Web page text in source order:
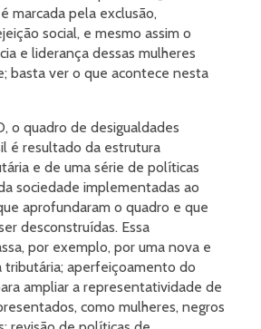
marcada pela exclusão,
social, e mesmo assim o
e liderança dessas mulheres
basta ver o que acontece nesta
o quadro de desigualdades
é resultado da estrutura
e de uma série de políticas
sociedade implementadas ao
aprofundaram o quadro e que
desconstruídas. Essa
por exemplo, por uma nova e
tributária; aperfeiçoamento do
ampliar a representatividade de
como mulheres, negros